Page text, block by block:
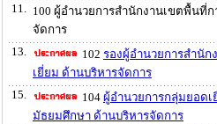
11.
100 ผู้อำนวยการสำนักงานเขตพื้นที่
จัดการ
13.
102 รองผู้อำนวยการสำนั
เยี่ยม ด้านบริหารจัดการ
15.
104 ผู้อำนวยการกลุ่มยอด
มัธยมศึกษา ด้านบริหารจัดการ